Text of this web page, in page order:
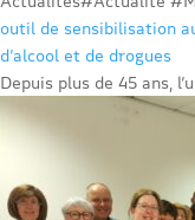
outil de sensibilisation
d’alcool et de drogues
Depuis plus de 45 ans,